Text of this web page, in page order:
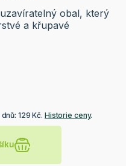
obal, který
a křupavé
129 Kč. Historie ceny.